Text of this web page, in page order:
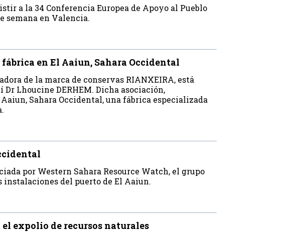
a la 34 Conferencia Europea de Apoyo al Pueblo
semana en Valencia.
en El Aaiun, Sahara Occidental
de la marca de conservas RIANXEIRA, está
Lhoucine DERHEM. Dicha asociación,
Sahara Occidental, una fábrica especializada
por Western Sahara Resource Watch, el grupo
instalaciones del puerto de El Aaiun.
expolio de recursos naturales